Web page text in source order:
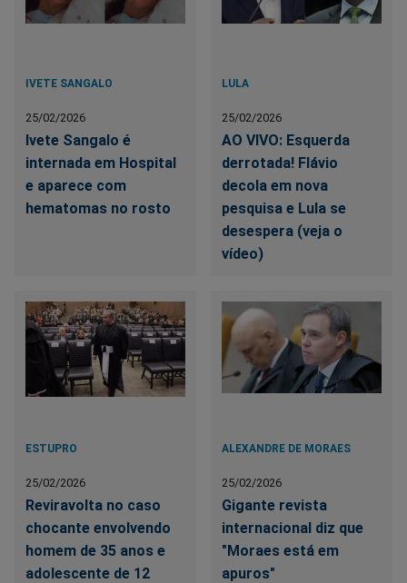
IVETE SANGALO
25/02/2026
Ivete Sangalo é
internada em Hospital
e aparece com
hematomas no rosto
LULA
25/02/2026
AO VIVO: Esquerda
derrotada! Flávio
decola em nova
pesquisa e Lula se
desespera (veja o
vídeo)
ESTUPRO
25/02/2026
Reviravolta no caso
chocante envolvendo
homem de 35 anos e
adolescente de 12
ALEXANDRE DE MORAES
25/02/2026
Gigante revista
internacional diz que
"Moraes está em
apuros"